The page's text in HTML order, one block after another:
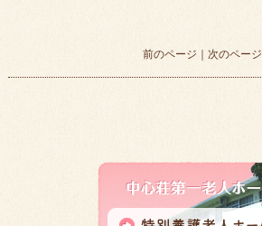
前のページ ｜ 次のページ